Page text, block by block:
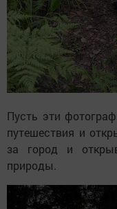
Пусть эти
путешествия и
за город и
природы.